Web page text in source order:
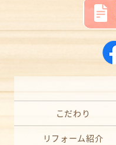
こだわり
リフォーム紹介